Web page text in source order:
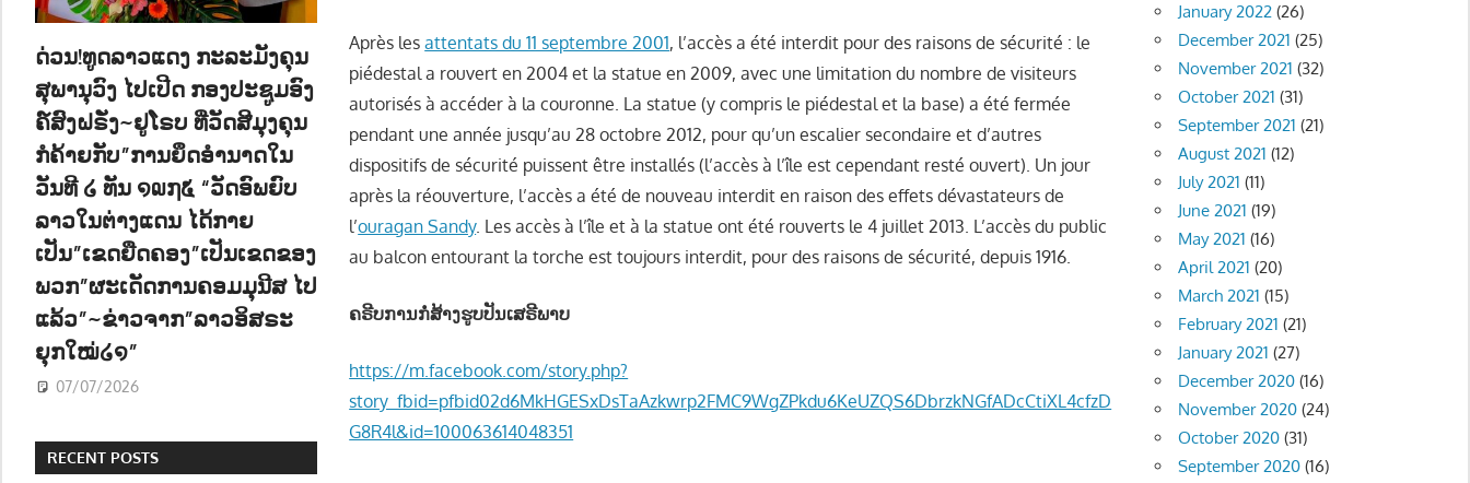
Après lesattentats du 11 septembre 2001, l’accès a été interdit pour des raisons de sécurité : le
piédestal a rouvert en 2004 et la statue en 2009, avec une limitation du nombre de visiteurs
autorisés à accéder à la couronne. La statue (y compris le piédestal et la base) a été fermée
pendant une année jusqu’au 28 octobre 2012, pour qu’un escalier secondaire et d’autres
dispositifs de sécurité puissent être installés (l’accès à l’île est cependant resté ouvert). Un jour
après la réouverture, l’accès a été de nouveau interdit en raison des effets dévastateurs de
l’ouragan Sandy. Les accès à l’île et à la statue ont été rouverts le 4 juillet 2013. L’accès du public
au balcon entourant la torche est toujours interdit, pour des raisons de sécurité, depuis 1916.
ຄຣີບການກໍ່ສ້າງຮູບປັນເສຣີພາບ
https://m.facebook.com/story.php?
story_fbid=pfbid02d6MkHGESxDsTaAzkwrp2FMC9WgZPkdu6KeUZQS6DbrzkNGfADcCtiXL4cfzD
G8R4l&id=100063614048351
ດ່ວນ!ທູດລາວແດງ ກະລະມັງຄຸນ
ສຸພານຸວົງ ໄປເປີດ ກອງປະຊູມອົງ
ຄ໌ສົງຝຣັ່ງ~ຢູໂຣບ ທີ່ວັດສີມຸງຄຸນ
ກໍຄ້າຍກັບ”ການຍຶດອຳນາດໃນ
ວັນທີ ໒ ທັນ ໑໙໗໕ “ວັດອົພຍົບ
ລາວໃນຕ່າງແດນ ໄດ້ກາຍ
ເປັນ”ເຂດຍືດຄອງ”ເປັນເຂດຂອງ
ພວກ”ຜະເດັດການຄອມມຸນີສ ໄປ
ແລ້ວ”~ຂ່າວຈາກ”ລາວອິສຣະ
ຍຸກໃໝ່໒໑”
07/07/2026
RECENT POSTS
January 2022 (26)
December 2021 (25)
November 2021 (32)
October 2021 (31)
September 2021 (21)
August 2021 (12)
July 2021 (11)
June 2021 (19)
May 2021 (16)
April 2021 (20)
March 2021 (15)
February 2021 (21)
January 2021 (27)
December 2020 (16)
November 2020 (24)
October 2020 (31)
September 2020 (16)